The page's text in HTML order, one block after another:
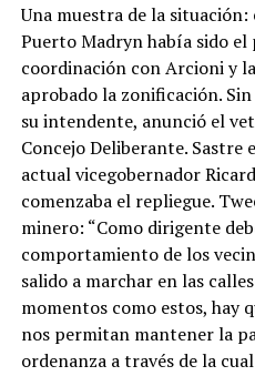
Una muestra de la
Puerto Madryn había sido
coordinación con Arcioni y
aprobado la zonificación.
su intendente, anunció el
Concejo Deliberante. Sastre
actual vicegobernador
comenzaba el repliegue.
minero: “Como dirigente
comportamiento de los
salido a marchar en las
momentos como estos, hay
nos permitan mantener la
ordenanza a través de la